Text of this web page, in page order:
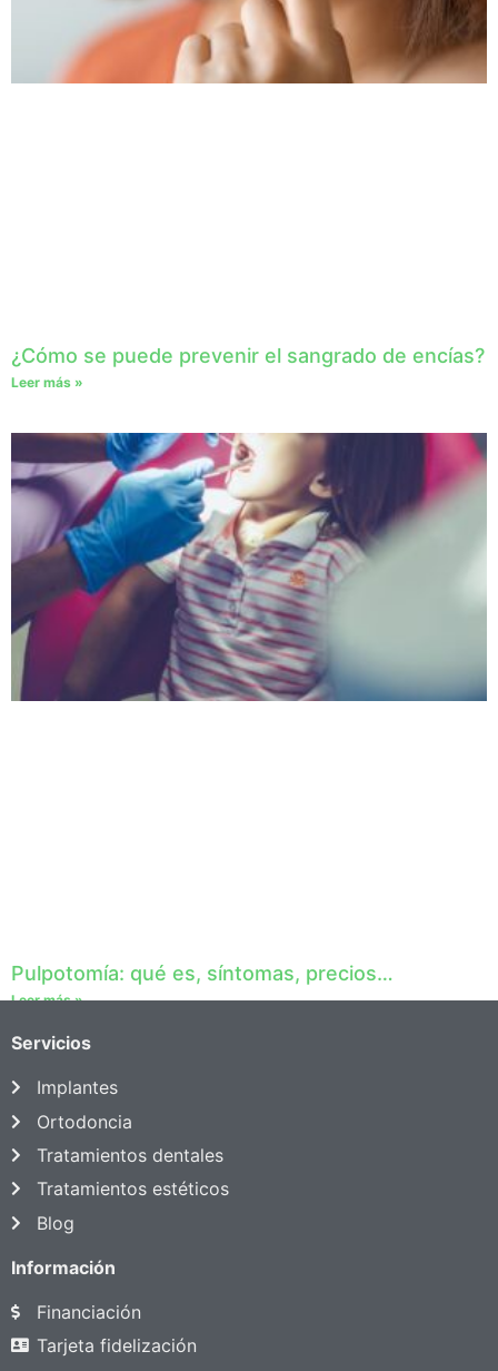
¿Cómo se puede prevenir el sangrado de encías?
Leer más »
Pulpotomía: qué es, síntomas, precios…
Leer más »
Servicios
Implantes
Ortodoncia
Tratamientos dentales
Tratamientos estéticos
Blog
Información
Financiación
Tarjeta fidelización